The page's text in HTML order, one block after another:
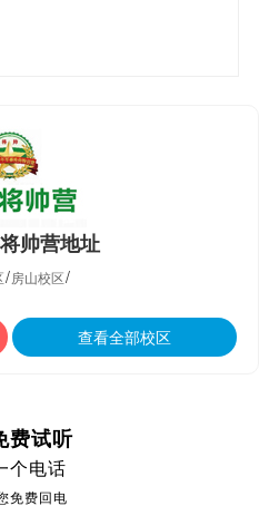
帅营地址
/房山校区/
查看全部校区
费试听
个电话
免费回电